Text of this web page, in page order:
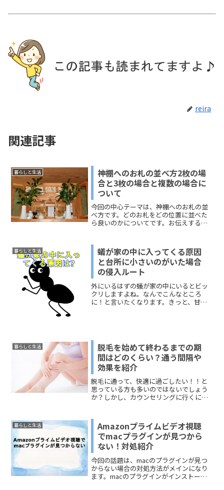
reira
関連記事
暮らしと生活
神棚へのお札の並べ方2枚の場
合と3枚の場合と複数の場合に
ついて
今回の中心テーマは、神棚へのお札の並
べ方です。どのお札をどの位置に並べた
ら良いのかについてです。お伝えする順
「神棚へのお札の並べ方複数の場合」で
す。参考にしてみてくださいね＾＾
暮らしと生活
蟻が家の中に入ってくる原因
と台所に小さいのがいた場合
の侵入ルート
外にいるはずの蟻が家の中にいるとビッ
クリしますよね。なんでこんなところ
に！と言いたくなります。きっと、甘い
暮らしと生活
脱毛を始めて終わるまでの期
間はどのくらい？通う間隔や
効果を紹介
脱毛に通って、快適に過ごしたい！！と
思っている方も多いのではないでしょう
か？しかし、カウンセリングに行くには
んなお悩み解決になる、どれくらい通う
とキレイになって来るのか。ど...
暮らしと生活
Amazonプライムビデオ視聴
でmacプラグインが見つから
ない！対処紹介
今回の話題は、macのプラグインが見つ
からない場合の対処方法がメインになり
ます。macのプラグインがインストール